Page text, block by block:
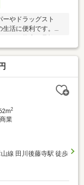
やドラッグスト
活に便利です。第
接道状況も良好で、
2
業
山線 田川後藤寺駅 徒歩